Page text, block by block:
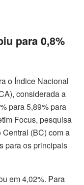
para 0,8%
o Índice Nacional
considerada a
para 5,89% para
Focus, pesquisa
(BC) com a
para os principais
em 4,02%. Para